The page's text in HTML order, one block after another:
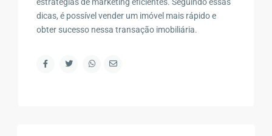
dicas, é possível vender um imóvel mais rápido e
obter sucesso nessa transação imobiliária.